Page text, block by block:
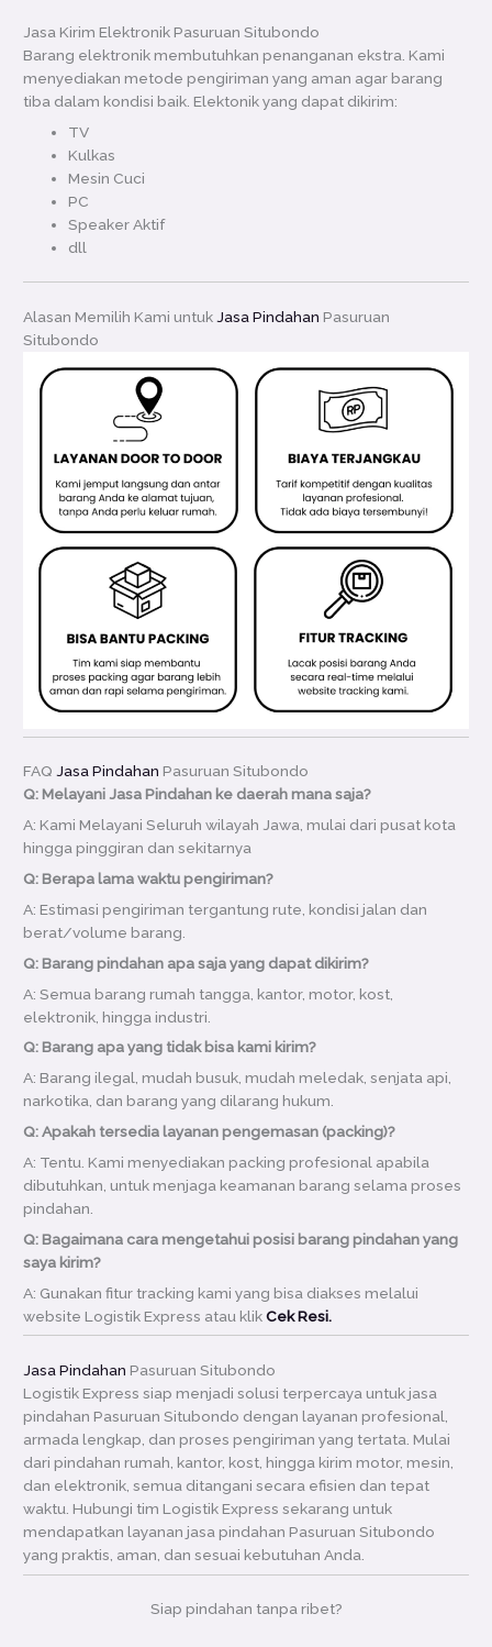
Jasa Kirim Elektronik Pasuruan Situbondo
Barang elektronik membutuhkan penanganan ekstra. Kami
menyediakan metode pengiriman yang aman agar barang
tiba dalam kondisi baik. Elektonik yang dapat dikirim:
TV
Kulkas
Mesin Cuci
PC
Speaker Aktif
dll
Alasan Memilih Kami untuk Jasa Pindahan Pasuruan
Situbondo
FAQJasa Pindahan Pasuruan Situbondo
Q: Melayani Jasa Pindahan ke daerah mana saja?
A: Kami Melayani Seluruh wilayah Jawa, mulai dari pusat kota
hingga pinggiran dan sekitarnya
Q: Berapa lama waktu pengiriman?
A: Estimasi pengiriman tergantung rute, kondisi jalan dan
berat/volume barang.
Q: Barang pindahan apa saja yang dapat dikirim?
A: Semua barang rumah tangga, kantor, motor, kost,
elektronik, hingga industri.
Q: Barang apa yang tidak bisa kami kirim?
A: Barang ilegal, mudah busuk, mudah meledak, senjata api,
narkotika, dan barang yang dilarang hukum.
Q: Apakah tersedia layanan pengemasan (packing)?
A: Tentu. Kami menyediakan packing profesional apabila
dibutuhkan, untuk menjaga keamanan barang selama proses
pindahan.
Q: Bagaimana cara mengetahui posisi barang pindahan yang
saya kirim?
A: Gunakan fitur tracking kami yang bisa diakses melalui
website Logistik Express atau klikCek Resi.
Jasa Pindahan Pasuruan Situbondo
Logistik Express siap menjadi solusi terpercaya untuk jasa
pindahan Pasuruan Situbondo dengan layanan profesional,
armada lengkap, dan proses pengiriman yang tertata. Mulai
dari pindahan rumah, kantor, kost, hingga kirim motor, mesin,
dan elektronik, semua ditangani secara efisien dan tepat
waktu. Hubungi tim Logistik Express sekarang untuk
mendapatkan layanan jasa pindahan Pasuruan Situbondo
yang praktis, aman, dan sesuai kebutuhan Anda.
Siap pindahan tanpa ribet?